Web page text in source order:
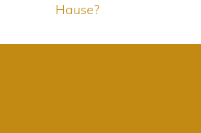
Hause?